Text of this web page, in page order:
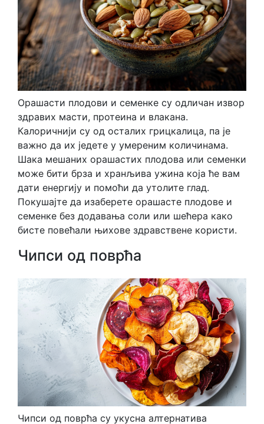
Орашасти плодови и семенке су одличан извор
здравих масти, протеина и влакана.
Калоричнији су од осталих грицкалица, па је
важно да их једете у умереним количинама.
Шака мешаних орашастих плодова или семенки
може бити брза и хранљива ужина која ће вам
дати енергију и помоћи да утолите глад.
Покушајте да изаберете орашасте плодове и
семенке без додавања соли или шећера како
бисте повећали њихове здравствене користи.
Чипси од поврћа
Чипси од поврћа су укусна алтернатива